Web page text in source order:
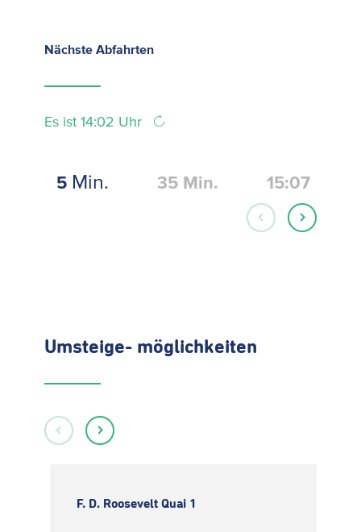
Nächste Abfahrten
Es ist 14:02 Uhr
5 Min. 35 Min. 15:07
Umsteige- möglichkeiten
F. D. Roosevelt Quai 1